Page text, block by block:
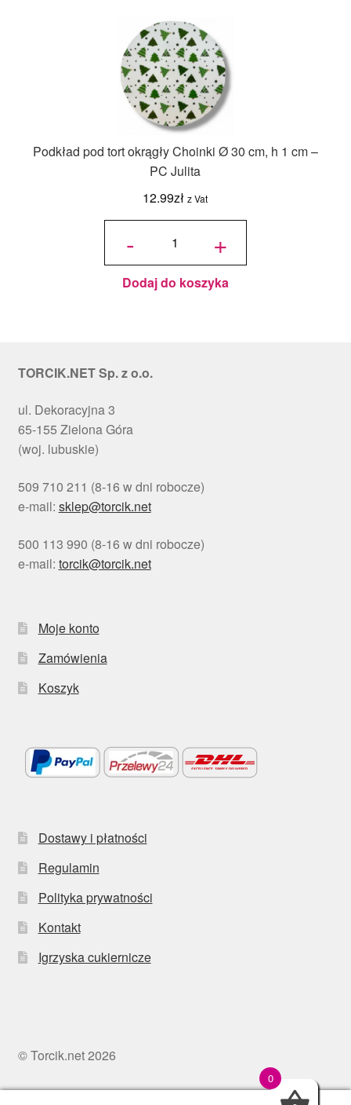
Podkład pod tort okrągły Choinki Ø 30 cm, h 1 cm –
PC Julita
12.99zł z Vat
-
ilość
okrągły
Choinki
Ø 30
cm, h 1
cm - PC
+
Dodaj do koszyka
TORCIK.NET Sp. z o.o.
ul. Dekoracyjna 3
65-155 Zielona Góra
(woj. lubuskie)
509 710 211 (8-16 w dni robocze)
e-mail: sklep@torcik.net
500 113 990 (8-16 w dni robocze)
e-mail: torcik@torcik.net
Moje konto
Zamówienia
Koszyk
Dostawy i płatności
Regulamin
Polityka prywatności
Kontakt
Igrzyska cukiernicze
© Torcik.net 2026
0